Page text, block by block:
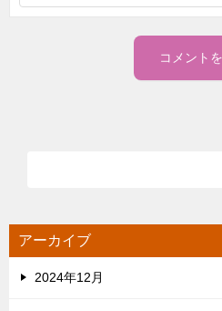
アーカイブ
2024年12月